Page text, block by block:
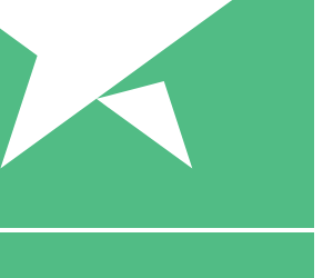
1000